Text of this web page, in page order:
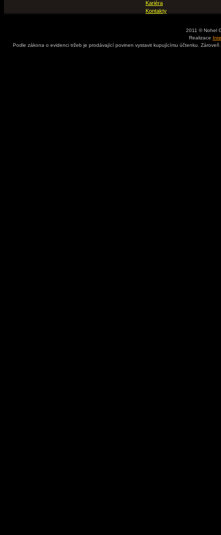
Kariéra
Kontakty
2011 © Nohel
Realizace
Podle zákona o evidenci tržeb je prodávající povinen vystavit kupujícímu účtenku.